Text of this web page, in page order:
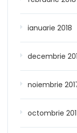
ianuarie 2018
decembrie
noiembrie
octombrie